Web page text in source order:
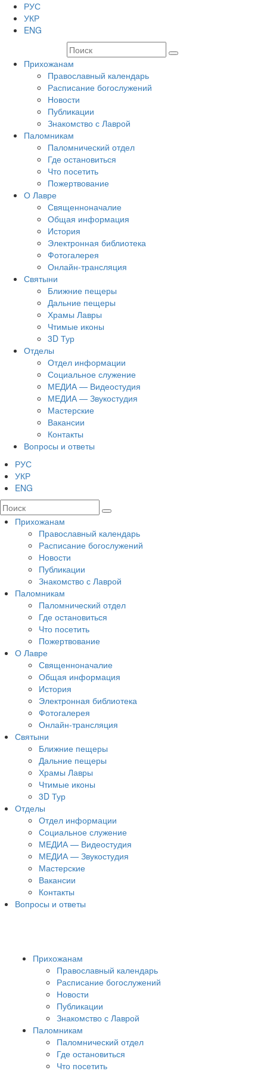
РУС
УКР
ENG
Прихожанам
Православный календарь
Расписание богослужений
Новости
Публикации
Знакомство с Лаврой
Паломникам
Паломнический отдел
Где остановиться
Что посетить
Пожертвование
О Лавре
Священноначалие
Общая информация
История
Электронная библиотека
Фотогалерея
Онлайн-трансляция
Святыни
Ближние пещеры
Дальние пещеры
Храмы Лавры
Чтимые иконы
3D Тур
Отделы
Отдел информации
Социальное служение
МЕДИА — Видеостудия
МЕДИА — Звукостудия
Мастерские
Вакансии
Контакты
Вопросы и ответы
РУС
УКР
ENG
Прихожанам
Православный календарь
Расписание богослужений
Новости
Публикации
Знакомство с Лаврой
Паломникам
Паломнический отдел
Где остановиться
Что посетить
Пожертвование
О Лавре
Священноначалие
Общая информация
История
Электронная библиотека
Фотогалерея
Онлайн-трансляция
Святыни
Ближние пещеры
Дальние пещеры
Храмы Лавры
Чтимые иконы
3D Тур
Отделы
Отдел информации
Социальное служение
МЕДИА — Видеостудия
МЕДИА — Звукостудия
Мастерские
Вакансии
Контакты
Вопросы и ответы
Прихожанам
Православный календарь
Расписание богослужений
Новости
Публикации
Знакомство с Лаврой
Паломникам
Паломнический отдел
Где остановиться
Что посетить